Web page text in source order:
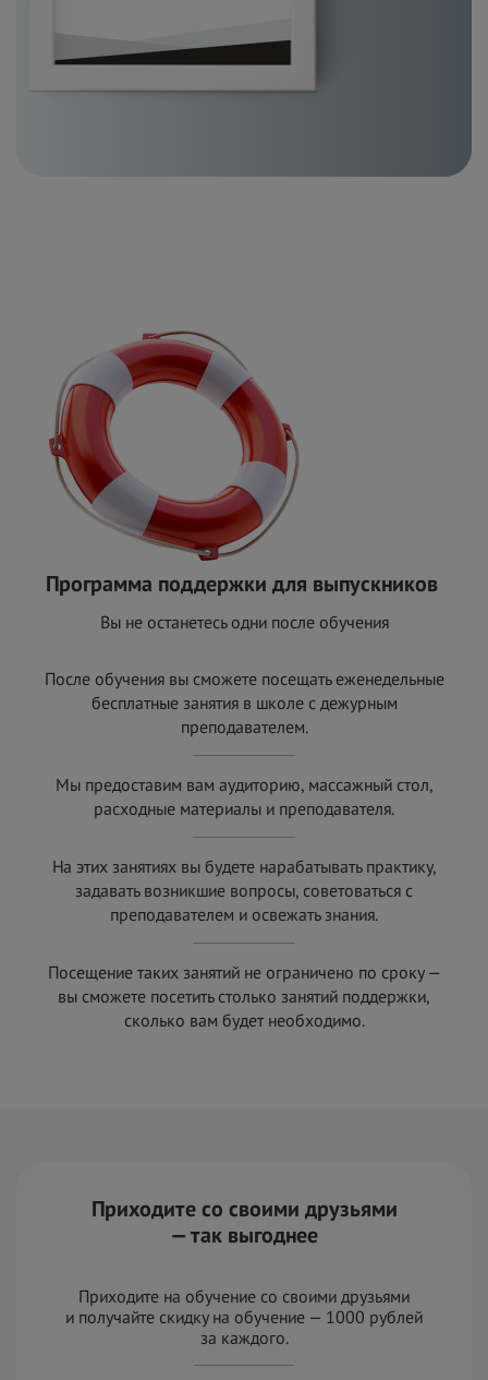
Программа поддержки для выпускников
Вы не останетесь одни после обучения
После обучения вы сможете посещать еженедельные
бесплатные занятия в школе с дежурным
преподавателем.
Мы предоставим вам аудиторию, массажный стол,
расходные материалы и преподавателя.
На этих занятиях вы будете нарабатывать практику,
задавать возникшие вопросы, советоваться с
преподавателем и освежать знания.
Посещение таких занятий не ограничено по сроку —
вы сможете посетить столько занятий поддержки,
сколько вам будет необходимо.
Приходите со своими друзьями
— так выгоднее
Приходите на обучение со своими друзьями
и получайте скидку на обучение — 1000 рублей
за каждого.